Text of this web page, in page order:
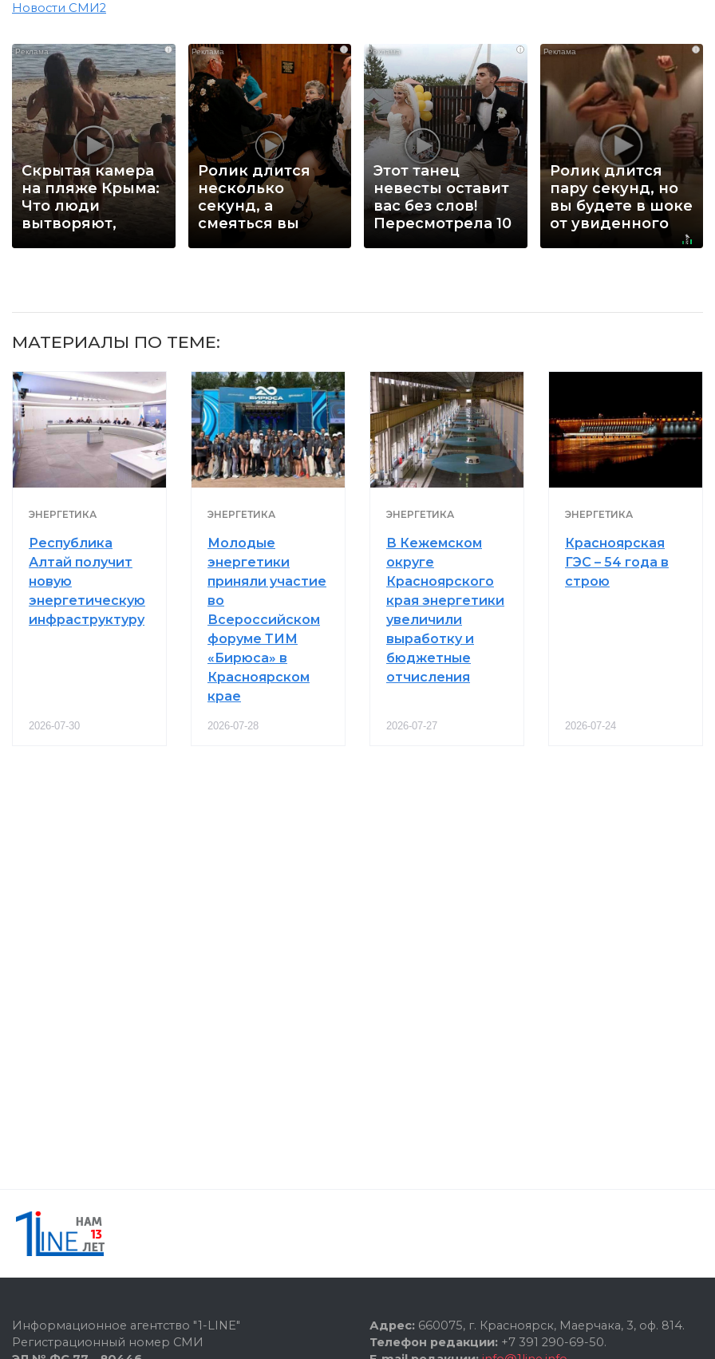
Новости СМИ2
i
Скрытая камера
на пляже Крыма:
Что люди
вытворяют,
i
Ролик длится
несколько
секунд, а
смеяться вы
i
Этот танец
невесты оставит
вас без слов!
Пересмотрела 10
i
Ролик длится
пару секунд, но
вы будете в шоке
от увиденного
МАТЕРИАЛЫ ПО ТЕМЕ:
ЭНЕРГЕТИКА
Республика
Алтай получит
новую
энергетическую
инфраструктуру
2026-07-30
ЭНЕРГЕТИКА
Молодые
энергетики
приняли участие
во
Всероссийском
форуме ТИМ
«Бирюса» в
Красноярском
крае
2026-07-28
ЭНЕРГЕТИКА
В Кежемском
округе
Красноярского
края энергетики
увеличили
выработку и
бюджетные
отчисления
2026-07-27
ЭНЕРГЕТИКА
Красноярская
ГЭС – 54 года в
строю
2026-07-24
Информационное агентство "1-LINE"
Регистрационный номер СМИ
Адрес: 660075, г. Красноярск, Маерчака, 3, оф. 814.
Телефон редакции: +7 391 290-69-50.